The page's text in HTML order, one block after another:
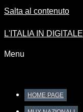
Salta al contenuto
L'ITALIA IN DIGITALE
Menu
HOME PAGE